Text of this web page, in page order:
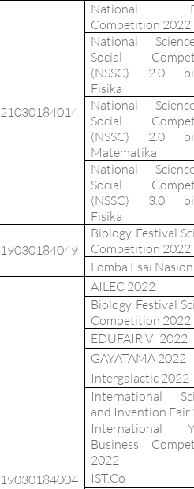
21030184014
National
Competition 2022
National
Social
(NSSC) 2.0
Fisika
National
Social
(NSSC) 2.0
Matematika
National
Social
(NSSC) 3.0
Fisika
19030184049
Biology Festival
Competition 2022
Lomba Esai
19030184004
AILEC 2022
Biology Festival
Competition 2022
EDUFAIR VI 2022
GAYATAMA 2022
Intergalactic 2022
International
and Invention Fair
International
Business
2022
IST.Co